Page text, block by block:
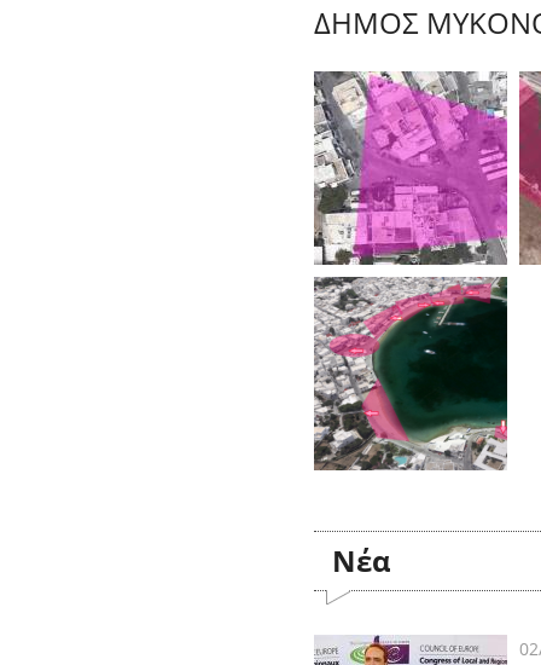
ΔΗΜΟΣ
Nέα